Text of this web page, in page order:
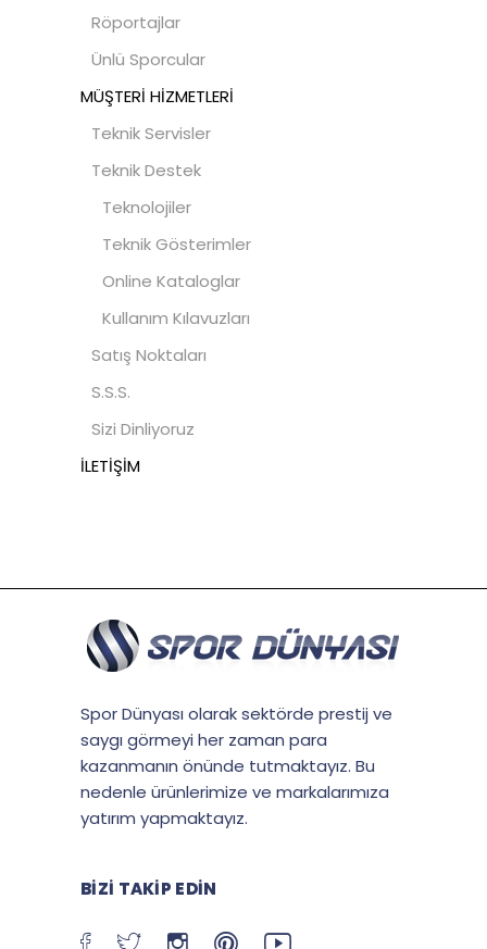
Röportajlar
Ünlü Sporcular
MÜŞTERİ HİZMETLERİ
Teknik Servisler
Teknik Destek
Teknolojiler
Teknik Gösterimler
Online Kataloglar
Kullanım Kılavuzları
Satış Noktaları
S.S.S.
Sizi Dinliyoruz
İLETİŞİM
Spor Dünyası olarak sektörde prestij ve
saygı görmeyi her zaman para
kazanmanın önünde tutmaktayız. Bu
nedenle ürünlerimize ve markalarımıza
yatırım yapmaktayız.
BIZI TAKIP EDIN